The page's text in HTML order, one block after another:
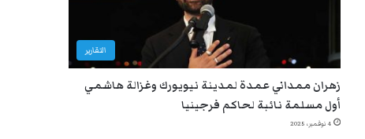
التقارير
زهران ممداني عمدة لمدينة نيويورك وغزالة هاشمي
أول مسلمة نائبة لحاكم فرجينيا
4 نوفمبر، 2025